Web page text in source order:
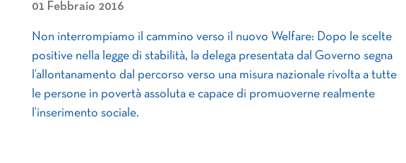
01 Febbraio 2016
Non interrompiamo il cammino verso il nuovo Welfare: Dopo le scelte
positive nella legge di stabilità, la delega presentata dal Governo segna
l’allontanamento dal percorso verso una misura nazionale rivolta a tutte
le persone in povertà assoluta e capace di promuoverne realmente
l’inserimento sociale.